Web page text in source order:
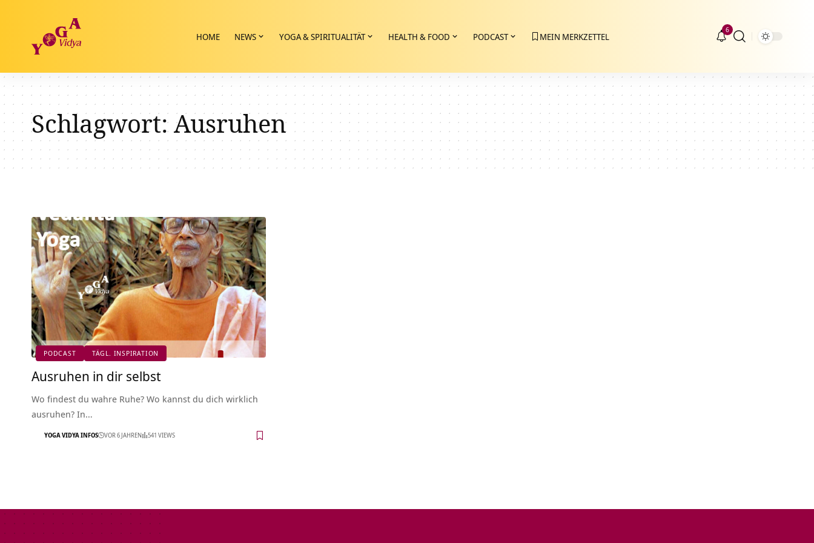
HOME NEWS YOGA & SPIRITUALITÄT HEALTH & FOOD PODCAST MEIN MERKZETTEL
6
Schlagwort:Ausruhen
PODCAST TÄGL. INSPIRATION
Ausruhen in dir selbst
Wo findest du wahre Ruhe? Wo kannst du dich wirklich
ausruhen? In…
YOGA VIDYA INFOS VOR 6 JAHREN 541 VIEWS